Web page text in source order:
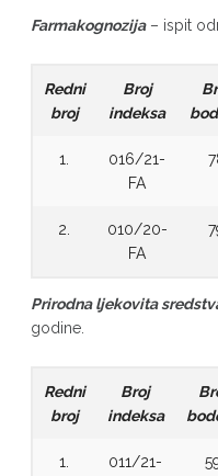
Farmakognozija– ispit
Redni
broj
Broj
indeksa
1.
016/21-
FA
2.
010/20-
FA
Prirodna ljekovita
godine.
Redni
broj
Broj
indeksa
1.
011/21-